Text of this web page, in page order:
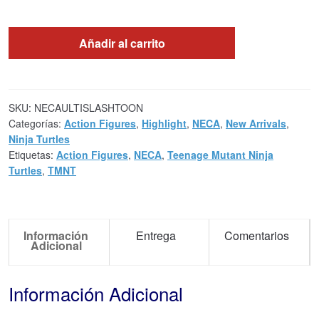
Añadir al carrito
SKU: NECAULTISLASHTOON
Categorías: Action Figures, Highlight, NECA, New Arrivals,
Ninja Turtles
Etiquetas: Action Figures, NECA, Teenage Mutant Ninja
Turtles, TMNT
Información
Adicional
Entrega Comentarios
Información Adicional